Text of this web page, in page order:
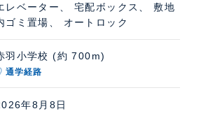
レベーター、 宅配ボックス、 敷地
ゴミ置場、 オートロック
羽小学校 (約 700m)
通学経路
年8月8日